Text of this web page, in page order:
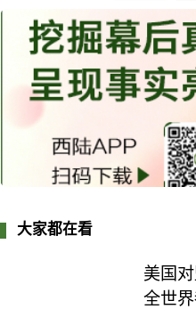
大家都在看
美国
全世